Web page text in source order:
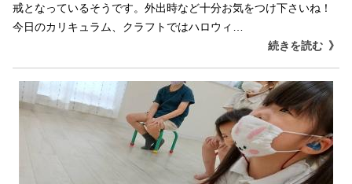
戒となっているそうです。外出時など十分お気をつけ下さいね！
今日のカリキュラム、クラフトではハロウィ…
続きを読む